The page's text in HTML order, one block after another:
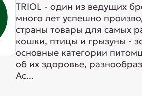
TRIOL - один из ведущих
много лет успешно
страны товары для самых
кошки, птицы и грызуны -
основные категории
об их здоровье,
Ас...